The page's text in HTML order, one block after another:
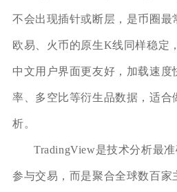
不会出现插针或断层，是币圈最
欧易、火币的原生K线同样稳定
中文用户界面更友好，加载速度
率、多空比等衍生品数据，适合
析。
TradingView是技术分析最
参与交易，而是聚合全球数百家